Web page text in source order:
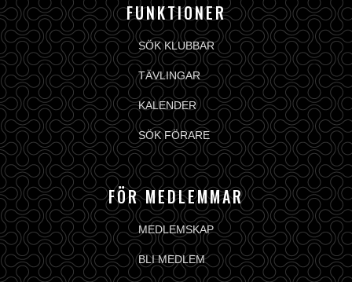
FUNKTIONER
SÖK KLUBBAR
TÄVLINGAR
KALENDER
SÖK FÖRARE
FÖR MEDLEMMAR
MEDLEMSKAP
BLI MEDLEM